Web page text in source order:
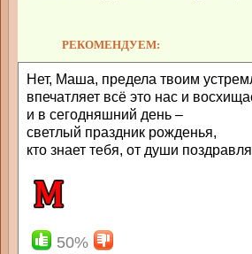
РЕКОМЕНДУЕМ:
Нет, Маша, предела твоим
впечатляет всё это нас и
и в сегодняшний день –
светлый праздник рожденья,
кто знает тебя, от души
50%